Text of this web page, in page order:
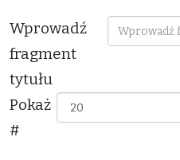
Wprowadź
fragment
tytułu
Pokaż
#